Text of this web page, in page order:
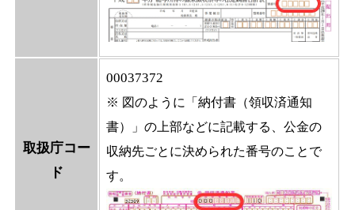
取扱庁コー
ド
00037372
※ 図のように「納付書（領収済通知
書）」の上部などに記載する、公金の
収納先ごとに決められた番号のことで
す。